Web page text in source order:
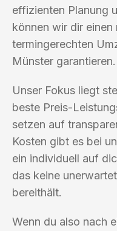
effizienten Planung
können wir dir einen
termingerechten
Münster garantieren.
Unser Fokus liegt
beste Preis-
setzen auf
Kosten gibt es bei
ein individuell auf
das keine
bereithält.
Wenn du also nach